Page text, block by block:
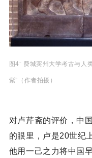
图4ˉ 费城宾州大学考古与人
紫”（作者拍摄）
对卢芹斋的评价，中
的眼里，卢是20世纪
他用一己之力将中国